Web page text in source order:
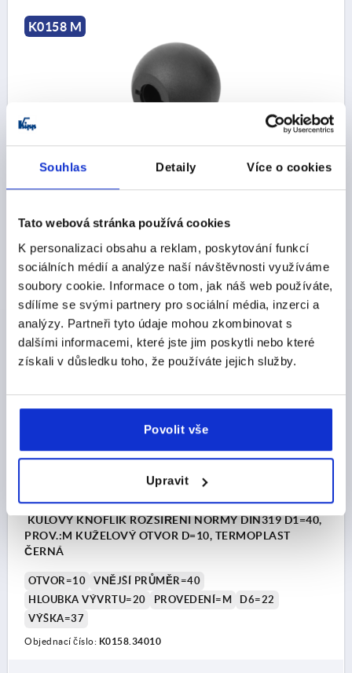
Souhlas Detaily Více o cookies
Tato webová stránka používá cookies
K personalizaci obsahu a reklam, poskytování funkcí
sociálních médií a analýze naší návštěvnosti využíváme
soubory cookie. Informace o tom, jak náš web používáte,
sdílíme se svými partnery pro sociální média, inzerci a
analýzy. Partneři tyto údaje mohou zkombinovat s
dalšími informacemi, které jste jim poskytli nebo které
získali v důsledku toho, že používáte jejich služby.
Povolit vše
Upravit
K0158 M
PROV.:M KUŽELOVÝ OTVOR D=10, TERMOPLAST
ČERNÁ
OTVOR=10
VNĚJŠÍ PRŮMĚR=32
VÝŠKA=29
Objednací číslo: K0158.33210
CZK18.59
bez DPH
plus náklady na dopravu
DETAILY
KULOVÝ KNOFLÍK ROZŠÍŘENÍ NORMY DIN319 D1=40,
PROV.:M KUŽELOVÝ OTVOR D=10, TERMOPLAST
ČERNÁ
OTVOR=10
VNĚJŠÍ PRŮMĚR=40
HLOUBKA VÝVRTU=20
PROVEDENÍ=M
D6=22
VÝŠKA=37
Objednací číslo: K0158.34010